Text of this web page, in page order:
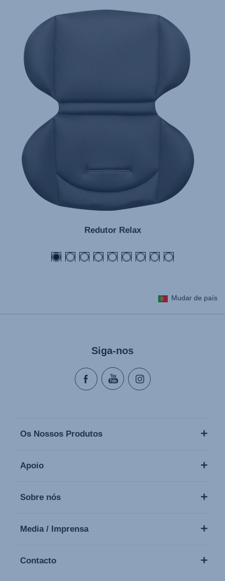
Redutor Relax
Mudar de país
Siga-nos
Os Nossos Produtos
Apoio
Sobre nós
Media / Imprensa
Contacto